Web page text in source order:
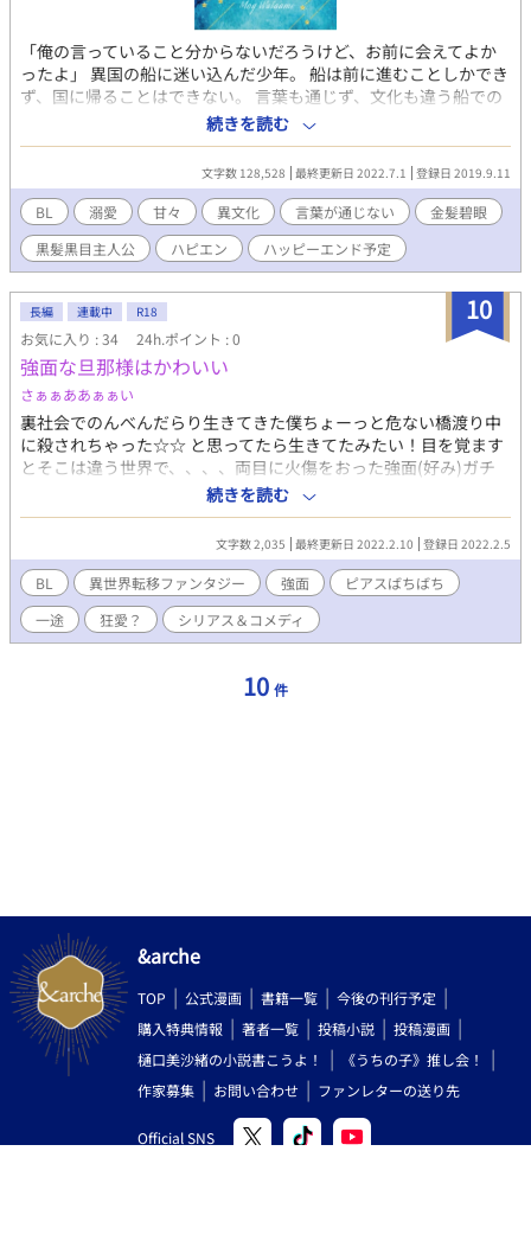
「俺の言っていること分からないだろうけど、お前に会えてよか
ったよ」 異国の船に迷い込んだ少年。 船は前に進むことしかでき
ず、国に帰ることはできない。 言葉も通じず、文化も違う船での
生活に戸惑いながらも、船員に心を開いていく。 金髪碧眼青年 ｘ
黒髪黒目少年 文化・言語の壁を越えて溺愛されるお話。 （シリア
ス時々お転婆っこ登場）
続きを読む
文字数 128,528 最終更新日 2022.7.1 登録日 2019.9.11
BL 溺愛 甘々 異文化 言葉が通じない
金髪碧眼
黒髪黒目主人公
ハピエン ハッピーエンド予定
10
長編 連載中 R18
お気に入り : 34 24h.ポイント : 0
強面な旦那様はかわいい
さぁぁああぁぁい
裏社会でのんべんだらり生きてきた僕ちょーっと危ない橋渡り中
に殺されちゃった☆☆ と思ってたら生きてたみたい！目を覚ます
とそこは違う世界で、、、、両目に火傷をおった強面(好み)ガチ
ムチ(好み)トラ耳しっぽ(大勃起)に襲われかけて、、、、、
┈┈┈┈┈┈┈┈┈┈ この私作者様より 受け攻め異論認めない異
文化交流じゃとのことです。 シリアスアリギャグあり 剣と魔法の
獣人が嫌われ系な世界観でお送りします。 私の作品にしては珍し
く総丸々ないです。一途系ですどす黒いですが
続きを読む
文字数 2,035 最終更新日 2022.2.10 登録日 2022.2.5
BL 異世界転移ファンタジー 強面
ピアスばちばち
一途
狂愛？ シリアス＆コメディ
10 件
&arche
TOP 公式漫画 書籍一覧
今後の刊行予定
購入特典情報
著者一覧 投稿小説
投稿漫画
樋口美沙緒の小説書こうよ！
《うちの子》推し会！
作家募集
お問い合わせ ファンレターの送り先
Official SNS